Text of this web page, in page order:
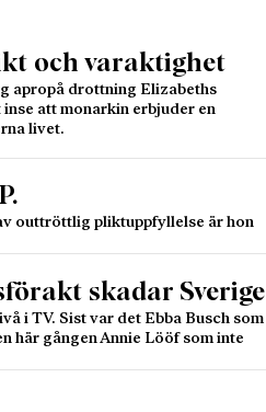
och varaktighet
apropå drottning Elizabeths
att monarkin erbjuder en
livet.
outtröttlig pliktuppfyllelse är hon
skadar Sverige
i TV. Sist var det Ebba Busch som
här gången Annie Lööf som inte